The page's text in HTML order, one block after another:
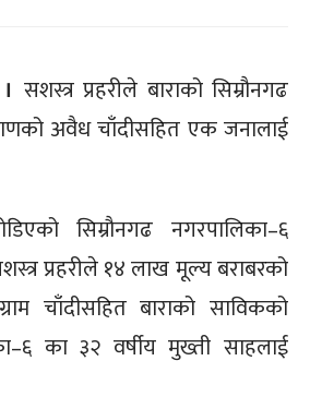
सशस्त्र प्रहरीले बाराको सिम्रौनगढ
अवैध चाँदीसहित एक जनालाई
सिम्रौनगढ नगरपालिका–६
प्रहरीले १४ लाख मूल्य बराबरको
चाँदीसहित बाराको साविकको
का ३२ वर्षीय मुख्ती साहलाई